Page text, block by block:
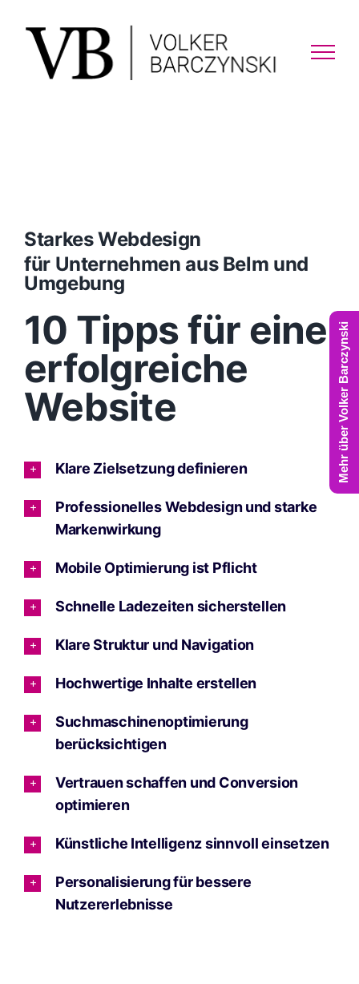
content
Starkes Webdesign
für Unternehmen aus Belm und
Umgebung
10 Tipps für eine
erfolgreiche
Website
Klare Zielsetzung definieren
Professionelles Webdesign und starke
Markenwirkung
Mobile Optimierung ist Pflicht
Schnelle Ladezeiten sicherstellen
Klare Struktur und Navigation
Hochwertige Inhalte erstellen
Suchmaschinenoptimierung
berücksichtigen
Vertrauen schaffen und Conversion
optimieren
Künstliche Intelligenz sinnvoll einsetzen
Personalisierung für bessere
Nutzererlebnisse
Mehr über Volker Barczynski